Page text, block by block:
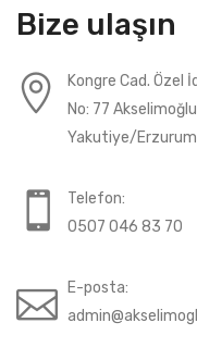
Bize ulaşın
Kongre Cad. Özel
No: 77 Akselimoğlu
Yakutiye/Erzurum
Telefon:
0507 046 83 70
E-posta: